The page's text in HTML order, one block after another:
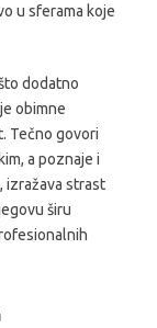
u sferama koje
dodatno
obimne
Tečno govori
a poznaje i
izražava strast
širu